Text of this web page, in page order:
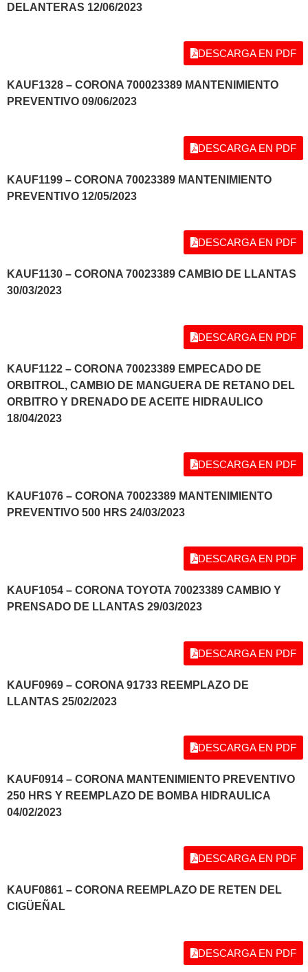
DELANTERAS 12/06/2023
DESCARGA EN PDF
KAUF1328 – CORONA 700023389 MANTENIMIENTO
PREVENTIVO 09/06/2023
DESCARGA EN PDF
KAUF1199 – CORONA 70023389 MANTENIMIENTO
PREVENTIVO 12/05/2023
DESCARGA EN PDF
KAUF1130 – CORONA 70023389 CAMBIO DE LLANTAS
30/03/2023
DESCARGA EN PDF
KAUF1122 – CORONA 70023389 EMPECADO DE
ORBITROL, CAMBIO DE MANGUERA DE RETANO DEL
ORBITRO Y DRENADO DE ACEITE HIDRAULICO
18/04/2023
DESCARGA EN PDF
KAUF1076 – CORONA 70023389 MANTENIMIENTO
PREVENTIVO 500 HRS 24/03/2023
DESCARGA EN PDF
KAUF1054 – CORONA TOYOTA 70023389 CAMBIO Y
PRENSADO DE LLANTAS 29/03/2023
DESCARGA EN PDF
KAUF0969 – CORONA 91733 REEMPLAZO DE
LLANTAS 25/02/2023
DESCARGA EN PDF
KAUF0914 – CORONA MANTENIMIENTO PREVENTIVO
250 HRS Y REEMPLAZO DE BOMBA HIDRAULICA
04/02/2023
DESCARGA EN PDF
KAUF0861 – CORONA REEMPLAZO DE RETEN DEL
CIGÜEÑAL
DESCARGA EN PDF